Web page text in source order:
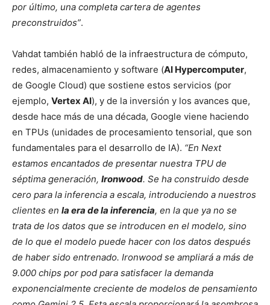
por último, una completa cartera de agentes
preconstruidos”.
Vahdat también habló de la infraestructura de cómputo,
redes, almacenamiento y software (AI Hypercomputer,
de Google Cloud) que sostiene estos servicios (por
ejemplo, Vertex AI), y de la inversión y los avances que,
desde hace más de una década, Google viene haciendo
en TPUs (unidades de procesamiento tensorial, que son
fundamentales para el desarrollo de IA). “En Next
estamos encantados de presentar nuestra TPU de
séptima generación, Ironwood. Se ha construido desde
cero para la inferencia a escala, introduciendo a nuestros
clientes en la era de la inferencia, en la que ya no se
trata de los datos que se introducen en el modelo, sino
de lo que el modelo puede hacer con los datos después
de haber sido entrenado. Ironwood se ampliará a más de
9.000 chips por pod para satisfacer la demanda
exponencialmente creciente de modelos de pensamiento